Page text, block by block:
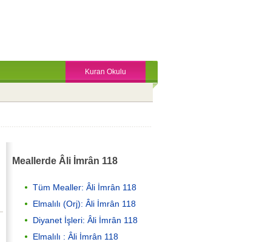
Kuran Okulu
Meallerde Âli İmrân 118
Tüm Mealler: Âli İmrân 118
Elmalılı (Orj): Âli İmrân 118
Diyanet İşleri: Âli İmrân 118
Elmalılı : Âli İmrân 118